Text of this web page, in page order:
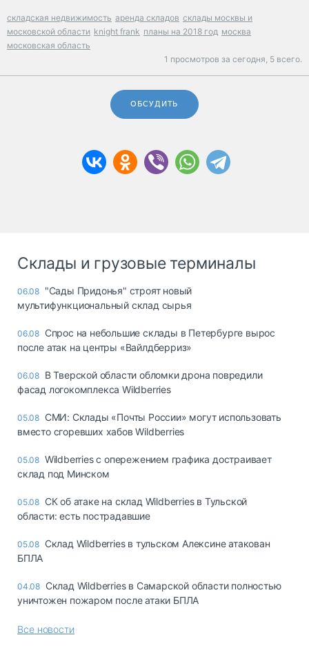
складская недвижимость аренда складов склады москвы и
московской области knight frank планы на 2018 год москва
московская область
1 просмотров за сегодня, 5 всего.
ОБСУДИТЬ
Склады и грузовые терминалы
06.08 "Сады Придонья" строят новый
мультифункциональный склад сырья
06.08 Спрос на небольшие склады в Петербурге вырос
после атак на центры «Вайлдберриз»
06.08 В Тверской области обломки дрона повредили
фасад логокомплекса Wildberries
05.08 СМИ: Склады «Почты России» могут использовать
вместо сгоревших хабов Wildberries
05.08 Wildberries с опережением графика достраивает
склад под Минском
05.08 СК об атаке на склад Wildberries в Тульской
области: есть пострадавшие
05.08 Склад Wildberries в тульском Алексине атакован
БПЛА
04.08 Склад Wildberries в Самарской области полностью
уничтожен пожаром после атаки БПЛА
Все новости